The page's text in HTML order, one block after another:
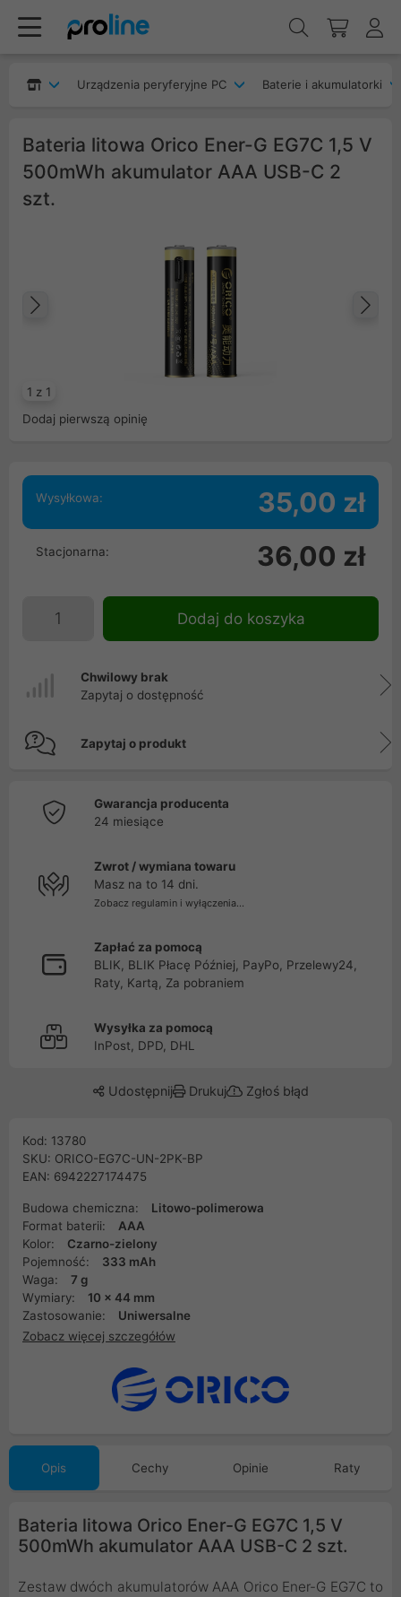
Urządzenia peryferyjne PC Baterie i akumulatorki
Bateria litowa Orico Ener-G EG7C 1,5 V
500mWh akumulator AAA USB-C 2
szt.
1 z 1
Dodaj pierwszą opinię
Wysyłkowa: 35,00 zł
Stacjonarna: 36,00 zł
Dodaj do koszyka
Chwilowy brak
Zapytaj o dostępność
Zapytaj o produkt
Gwarancja producenta
24 miesiące
Zwrot / wymiana towaru
Masz na to 14 dni.
Zobacz regulamin i wyłączenia...
Zapłać za pomocą
BLIK, BLIK Płacę Później, PayPo, Przelewy24,
Raty, Kartą, Za pobraniem
Wysyłka za pomocą
InPost, DPD, DHL
Udostępnij Drukuj Zgłoś błąd
Kod: 13780
SKU: ORICO-EG7C-UN-2PK-BP
EAN: 6942227174475
Budowa chemiczna:
Litowo-polimerowa
Format baterii:
AAA
Kolor:
Czarno-zielony
Pojemność:
333 mAh
Waga:
7 g
Wymiary:
10 x 44 mm
Zastosowanie:
Uniwersalne
Zobacz więcej szczegółów
Opis Cechy Opinie Raty
Bateria litowa Orico Ener-G EG7C 1,5 V
500mWh akumulator AAA USB-C 2 szt.
Zestaw dwóch akumulatorów AAA Orico Ener-G EG7C to